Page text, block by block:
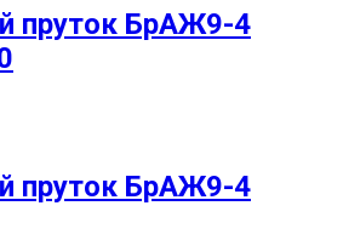
пруток БрАЖ9-4
пруток БрАЖ9-4